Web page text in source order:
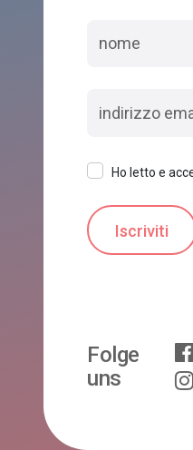
Ho letto e
Folge
uns